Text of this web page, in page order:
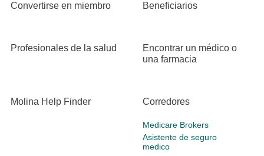
Convertirse en miembro Beneficiarios
Profesionales de la salud
Encontrar un médico o
una farmacia
Molina Help Finder Corredores
Medicare Brokers
Asistente de seguro
medico